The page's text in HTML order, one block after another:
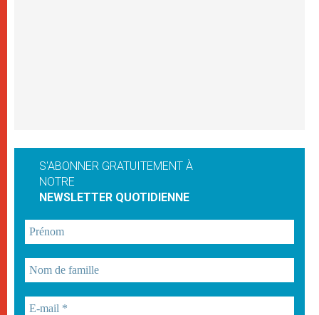
S'ABONNER GRATUITEMENT À
NOTRE
NEWSLETTER QUOTIDIENNE